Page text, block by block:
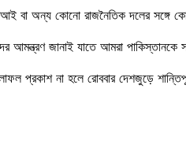
বা অন্য কোনো রাজনৈতিক দলের
জানাই যাতে আমরা পাকিস্তানকে
প্রকাশ না হলে রোববার দেশজুড়ে